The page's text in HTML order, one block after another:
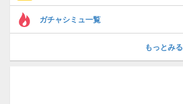
ガチャシミュ一覧
もっとみる